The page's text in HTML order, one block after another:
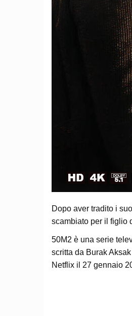
Dopo aver tradito i
scambiato per il figlio
50M2 è una serie
scritta da Burak
Netflix il 27 gennaio